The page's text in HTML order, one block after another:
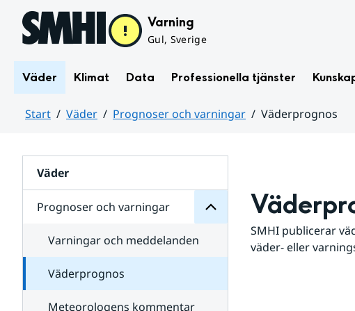
Hoppa till sidans innehåll Varning
Gul, Sverige
Väder Klimat Data Professionella tjänster
Start Väder Prognoser och varningar
Väderprognos
Väder
Prognoser och varningar
för
varningar
Varningar och meddelanden
Väderprognos
Meteorologens kommentar
SMHI publicerar
väder- eller